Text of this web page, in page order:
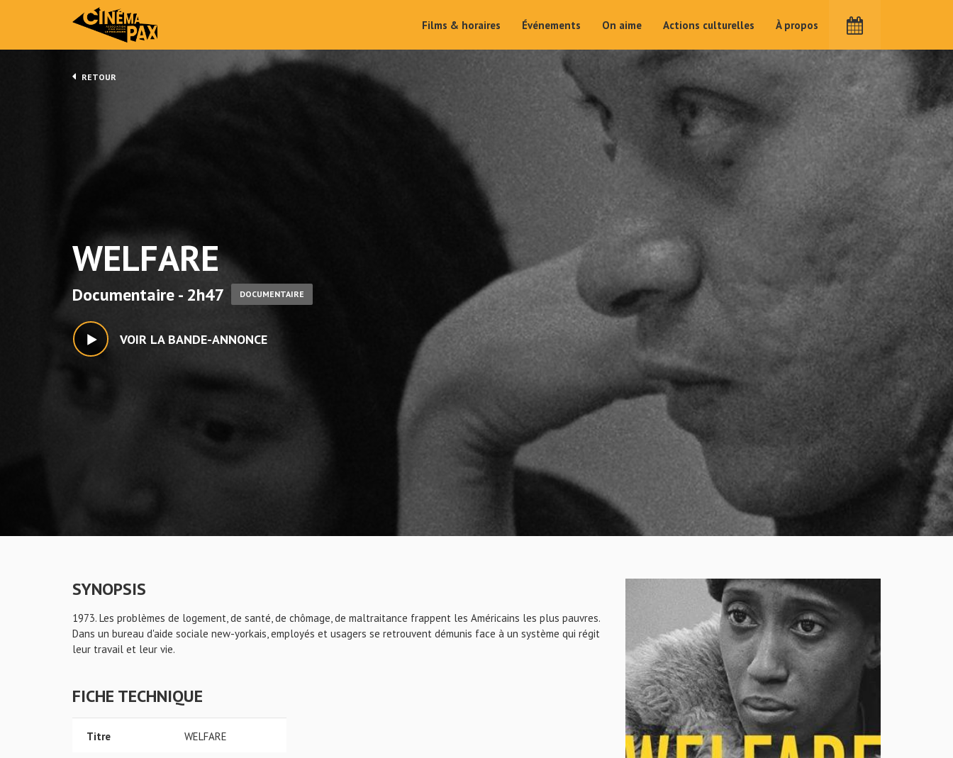
Films & horaires Événements On aime Actions culturelles À propos
RETOUR
WELFARE
Documentaire - 2h47 DOCUMENTAIRE
VOIR LA BANDE-ANNONCE
SYNOPSIS
1973. Les problèmes de logement, de santé, de chômage, de maltraitance frappent les Américains les plus pauvres.
Dans un bureau d'aide sociale new-yorkais, employés et usagers se retrouvent démunis face à un système qui régit
leur travail et leur vie.
FICHE TECHNIQUE
Titre WELFARE